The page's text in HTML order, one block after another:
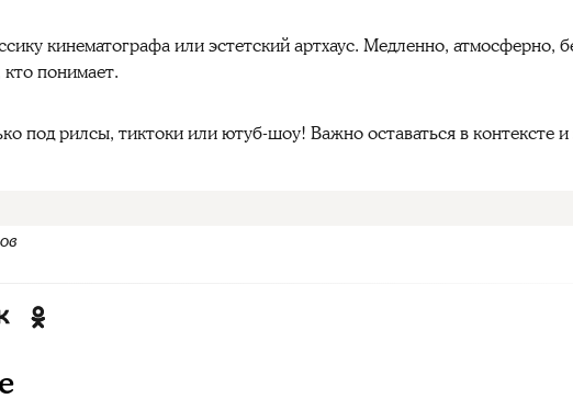
кинематографа или эстетский артхаус. Медленно, атмосферно,
понимает.
под рилсы, тиктоки или ютуб-шоу! Важно оставаться в контексте и